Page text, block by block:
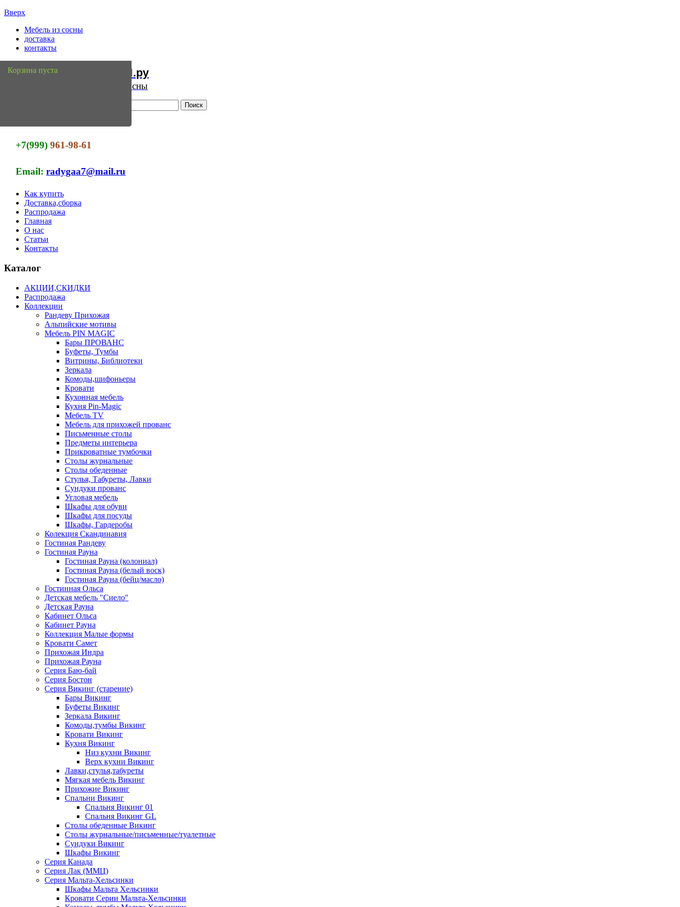
Вверх
Мебель из сосны
доставка
контакты
Мебель Сосны.ру
Интернет магазин мебели из сосны
+7(999)961-98-61
Email:radygaa7@mail.ru
Как купить
Доставка,сборка
Распродажа
Главная
О нас
Статьи
Контакты
Корзина пуста
Каталог
АКЦИИ,СКИДКИ
Распродажа
Коллекции
Рандеву Прихожая
Альпийские мотивы
Мебель PIN MAGIС
Бары ПРОВАНС
Буфеты, Тумбы
Витрины, Библиотеки
Зеркала
Комоды,шифоньеры
Кровати
Кухонная мебель
Кухня Pin-Magic
Мебель TV
Мебель для прихожей прованс
Письменные столы
Предметы интерьера
Прикроватные тумбочки
Столы журнальные
Столы обеденные
Стулья, Табуреты, Лавки
Сундуки прованс
Угловая мебель
Шкафы для обуви
Шкафы для посуды
Шкафы, Гардеробы
Колекция Скандинавия
Гостиная Рандеву
Гостиная Рауна
Гостиная Рауна (колониал)
Гостиная Рауна (белый воск)
Гостиная Рауна (бейц/масло)
Гостинная Ольса
Детская мебель "Сиело"
Детская Рауна
Кабинет Ольса
Кабинет Рауна
Коллекция Малые формы
Кровати Самет
Прихожая Индра
Прихожая Рауна
Серия Баю-бай
Серия Бостон
Серия Викинг (старение)
Бары Викинг
Буфеты Викинг
Зеркала Викинг
Комоды,тумбы Викинг
Кровати Викинг
Кухня Викинг
Низ кухни Викинг
Верх кухни Викинг
Лавки,стулья,табуреты
Мягкая мебель Викинг
Прихожие Викинг
Спальни Викинг
Спальня Викинг 01
Спальня Викинг GL
Столы обеденные Викинг
Столы журнальные/письменные/туалетные
Сундуки Викинг
Шкафы Викинг
Серия Канада
Серия Лак (ММЦ)
Серия Мальта-Хельсинки
Шкафы Мальта Хельсинки
Кровати Серии Мальта-Хельсинки